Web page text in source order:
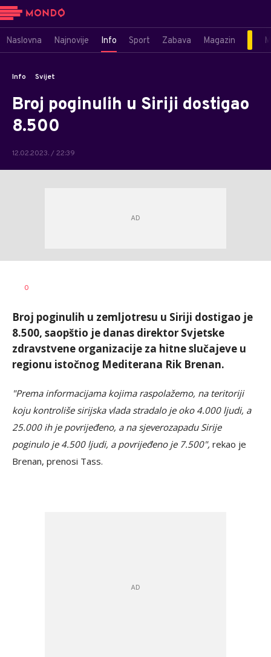
Naslovna Najnovije Info Sport Zabava Magazin
Info Svijet
Broj poginulih u Siriji dostigao
8.500
12.02.2023. / 22:39
AUTOR
0
Broj poginulih u zemljotresu u Siriji dostigao je
8.500, saopštio je danas direktor Svjetske
zdravstvene organizacije za hitne slučajeve u
regionu istočnog Mediterana Rik Brenan.
"Prema informacijama kojima raspolažemo, na teritoriji
koju kontroliše sirijska vlada stradalo je oko 4.000 ljudi, a
25.000 ih je povrijeđeno, a na sjeverozapadu Sirije
poginulo je 4.500 ljudi, a povrijeđeno je 7.500", rekao je
Brenan, prenosi Tass.